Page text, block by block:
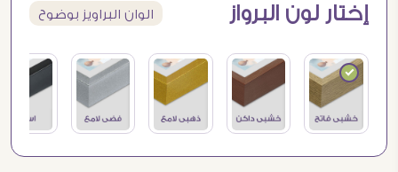
إختار لون البرواز الوان البراويز بوضوح